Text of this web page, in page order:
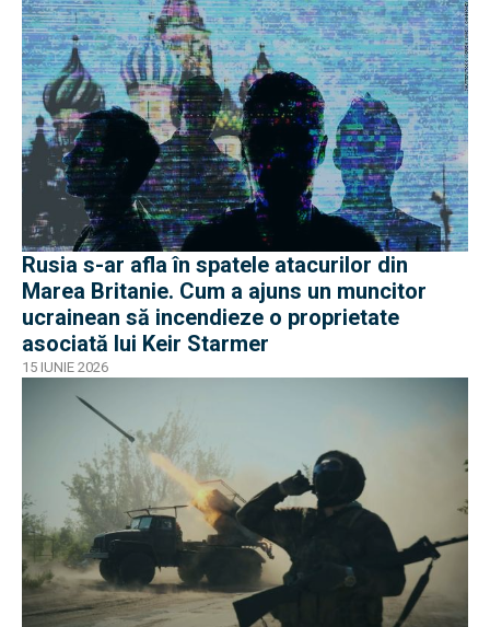
Rusia s-ar afla în spatele atacurilor din
Marea Britanie. Cum a ajuns un muncitor
ucrainean să incendieze o proprietate
asociată lui Keir Starmer
15 IUNIE 2026